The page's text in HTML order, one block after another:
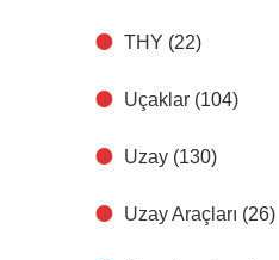
THY (22)
Uçaklar (104)
Uzay (130)
Uzay Araçları (26)